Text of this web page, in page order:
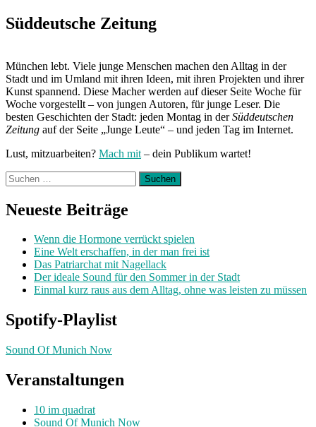
Post:
Süddeutsche Zeitung
München lebt. Viele junge Menschen machen den Alltag in der
Stadt und im Umland mit ihren Ideen, mit ihren Projekten und ihrer
Kunst spannend. Diese Macher werden auf dieser Seite Woche für
Woche vorgestellt – von jungen Autoren, für junge Leser. Die
besten Geschichten der Stadt: jeden Montag in derSüddeutschen
Zeitung auf der Seite „Junge Leute“ – und jeden Tag im Internet.
Lust, mitzuarbeiten? Mach mit – dein Publikum wartet!
Suchen
nach:
Neueste Beiträge
Wenn die Hormone verrückt spielen
Eine Welt erschaffen, in der man frei ist
Das Patriarchat mit Nagellack
Der ideale Sound für den Sommer in der Stadt
Einmal kurz raus aus dem Alltag, ohne was leisten zu müssen
Spotify-Playlist
Sound Of Munich Now
Veranstaltungen
10 im quadrat
Sound Of Munich Now